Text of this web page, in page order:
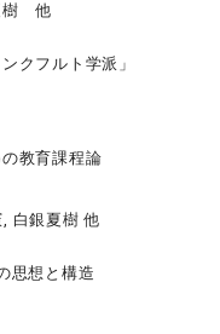
樹 他
クフルト学派」
教育課程論
白銀夏樹 他
思想と構造